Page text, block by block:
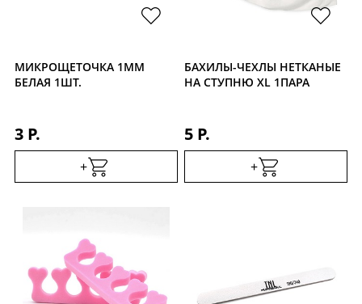
МИКРОЩЕТОЧКА 1ММ
БЕЛАЯ 1ШТ.
3 Р.
+
БАХИЛЫ-ЧЕХЛЫ НЕТКАНЫЕ
НА СТУПНЮ XL 1ПАРА
5 Р.
+